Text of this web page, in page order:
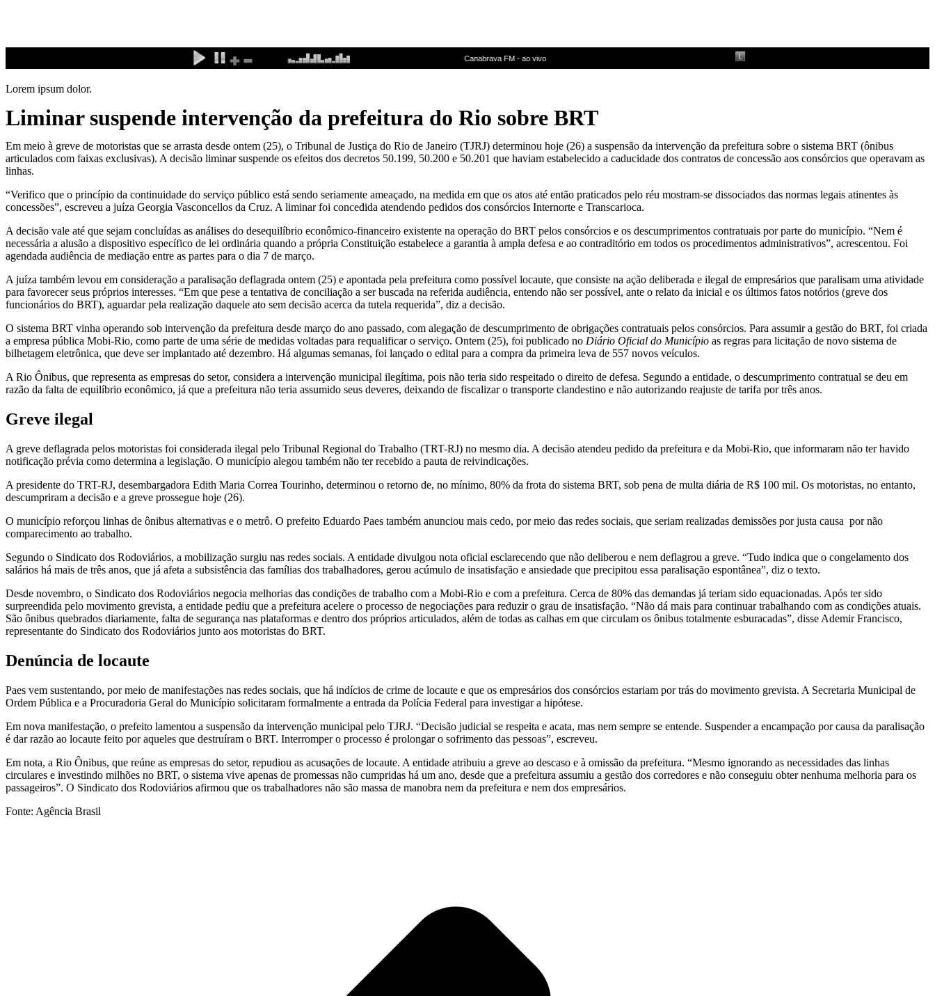
conteúdo
Lorem ipsum dolor.
Liminar suspende intervenção da prefeitura do Rio sobre BRT
Em meio à greve de motoristas que se arrasta desde ontem (25), o Tribunal de Justiça do Rio de Janeiro (TJRJ) determinou hoje (26) a suspensão da intervenção da prefeitura sobre o sistema BRT (ônibus
articulados com faixas exclusivas). A decisão liminar suspende os efeitos dos decretos 50.199, 50.200 e 50.201 que haviam estabelecido a caducidade dos contratos de concessão aos consórcios que operavam as
linhas.
“Verifico que o princípio da continuidade do serviço público está sendo seriamente ameaçado, na medida em que os atos até então praticados pelo réu mostram-se dissociados das normas legais atinentes às
concessões”, escreveu a juíza Georgia Vasconcellos da Cruz. A liminar foi concedida atendendo pedidos dos consórcios Internorte e Transcarioca.
A decisão vale até que sejam concluídas as análises do desequilíbrio econômico-financeiro existente na operação do BRT pelos consórcios e os descumprimentos contratuais por parte do município. “Nem é
necessária a alusão a dispositivo específico de lei ordinária quando a própria Constituição estabelece a garantia à ampla defesa e ao contraditório em todos os procedimentos administrativos”, acrescentou. Foi
agendada audiência de mediação entre as partes para o dia 7 de março.
A juíza também levou em consideração a paralisação deflagrada ontem (25) e apontada pela prefeitura como possível locaute, que consiste na ação deliberada e ilegal de empresários que paralisam uma atividade
para favorecer seus próprios interesses. “Em que pese a tentativa de conciliação a ser buscada na referida audiência, entendo não ser possível, ante o relato da inicial e os últimos fatos notórios (greve dos
funcionários do BRT), aguardar pela realização daquele ato sem decisão acerca da tutela requerida”, diz a decisão.
O sistema BRT vinha operando sob intervenção da prefeitura desde março do ano passado, com alegação de descumprimento de obrigações contratuais pelos consórcios. Para assumir a gestão do BRT, foi criada
a empresa pública Mobi-Rio, como parte de uma série de medidas voltadas para requalificar o serviço. Ontem (25), foi publicado no Diário Oficial do Município as regras para licitação de novo sistema de
bilhetagem eletrônica, que deve ser implantado até dezembro. Há algumas semanas, foi lançado o edital para a compra da primeira leva de 557 novos veículos.
A Rio Ônibus, que representa as empresas do setor, considera a intervenção municipal ilegítima, pois não teria sido respeitado o direito de defesa. Segundo a entidade, o descumprimento contratual se deu em
razão da falta de equilíbrio econômico, já que a prefeitura não teria assumido seus deveres, deixando de fiscalizar o transporte clandestino e não autorizando reajuste de tarifa por três anos.
Greve ilegal
A greve deflagrada pelos motoristas foi considerada ilegal pelo Tribunal Regional do Trabalho (TRT-RJ) no mesmo dia. A decisão atendeu pedido da prefeitura e da Mobi-Rio, que informaram não ter havido
notificação prévia como determina a legislação. O município alegou também não ter recebido a pauta de reivindicações.
A presidente do TRT-RJ, desembargadora Edith Maria Correa Tourinho, determinou o retorno de, no mínimo, 80% da frota do sistema BRT, sob pena de multa diária de R$ 100 mil. Os motoristas, no entanto,
descumpriram a decisão e a greve prossegue hoje (26).
O município reforçou linhas de ônibus alternativas e o metrô. O prefeito Eduardo Paes também anunciou mais cedo, por meio das redes sociais, que seriam realizadas demissões por justa causa por não
comparecimento ao trabalho.
Segundo o Sindicato dos Rodoviários, a mobilização surgiu nas redes sociais. A entidade divulgou nota oficial esclarecendo que não deliberou e nem deflagrou a greve. “Tudo indica que o congelamento dos
salários há mais de três anos, que já afeta a subsistência das famílias dos trabalhadores, gerou acúmulo de insatisfação e ansiedade que precipitou essa paralisação espontânea”, diz o texto.
Desde novembro, o Sindicato dos Rodoviários negocia melhorias das condições de trabalho com a Mobi-Rio e com a prefeitura. Cerca de 80% das demandas já teriam sido equacionadas. Após ter sido
surpreendida pelo movimento grevista, a entidade pediu que a prefeitura acelere o processo de negociações para reduzir o grau de insatisfação. “Não dá mais para continuar trabalhando com as condições atuais.
São ônibus quebrados diariamente, falta de segurança nas plataformas e dentro dos próprios articulados, além de todas as calhas em que circulam os ônibus totalmente esburacadas”, disse Ademir Francisco,
representante do Sindicato dos Rodoviários junto aos motoristas do BRT.
Denúncia de locaute
Paes vem sustentando, por meio de manifestações nas redes sociais, que há indícios de crime de locaute e que os empresários dos consórcios estariam por trás do movimento grevista. A Secretaria Municipal de
Ordem Pública e a Procuradoria Geral do Município solicitaram formalmente a entrada da Polícia Federal para investigar a hipótese.
Em nova manifestação, o prefeito lamentou a suspensão da intervenção municipal pelo TJRJ. “Decisão judicial se respeita e acata, mas nem sempre se entende. Suspender a encampação por causa da paralisação
é dar razão ao locaute feito por aqueles que destruíram o BRT. Interromper o processo é prolongar o sofrimento das pessoas”, escreveu.
Em nota, a Rio Ônibus, que reúne as empresas do setor, repudiou as acusações de locaute. A entidade atribuiu a greve ao descaso e à omissão da prefeitura. “Mesmo ignorando as necessidades das linhas
circulares e investindo milhões no BRT, o sistema vive apenas de promessas não cumpridas há um ano, desde que a prefeitura assumiu a gestão dos corredores e não conseguiu obter nenhuma melhoria para os
passageiros”. O Sindicato dos Rodoviários afirmou que os trabalhadores não são massa de manobra nem da prefeitura e nem dos empresários.
Fonte: Agência Brasil